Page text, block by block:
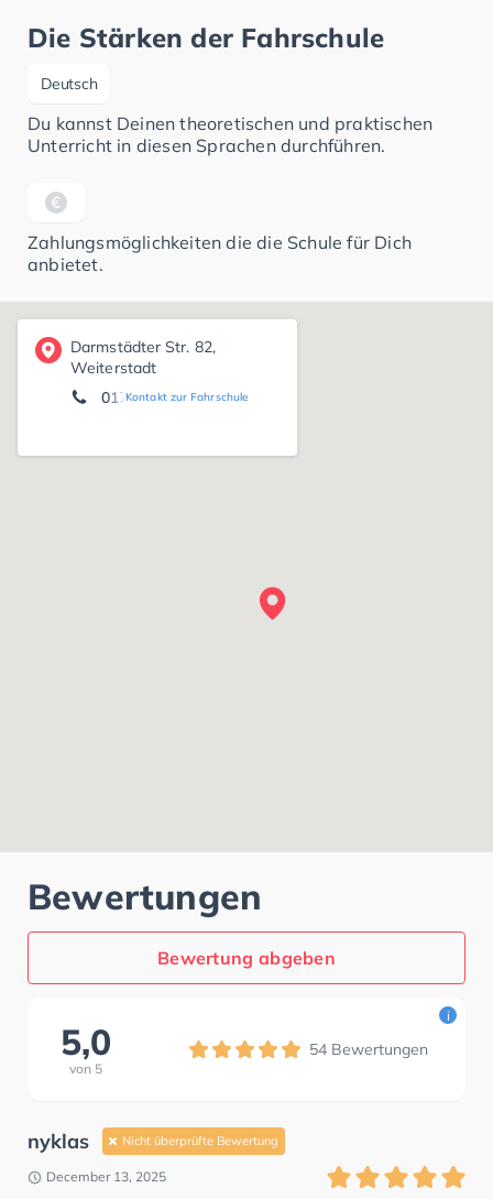
Die Stärken der Fahrschule
Deutsch
Du kannst Deinen theoretischen und praktischen
Unterricht in diesen Sprachen durchführen.
Zahlungsmöglichkeiten die die Schule für Dich
anbietet.
Darmstädter Str. 82,
Weiterstadt
Kontakt zur Fahrschule
0170 1 59 79 79
Bewertungen
Bewertung abgeben
5,0
von 5
54 Bewertungen
i
nyklas Nicht überprüfte Bewertung
December 13, 2025